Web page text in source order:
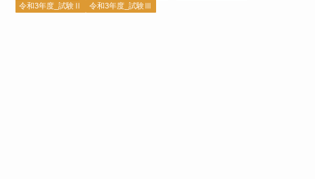
令和3年度_試験Ⅱ
令和3年度_試験Ⅲ